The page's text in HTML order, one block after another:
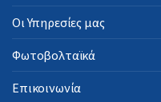
Οι Υπηρεσίες μας
Φωτοβολταϊκά
Επικοινωνία